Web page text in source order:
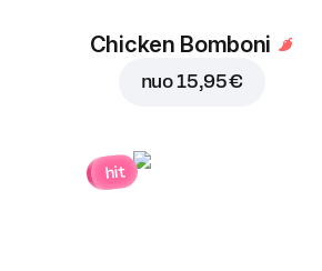
Chicken Bomboni
nuo15,95 €
hit